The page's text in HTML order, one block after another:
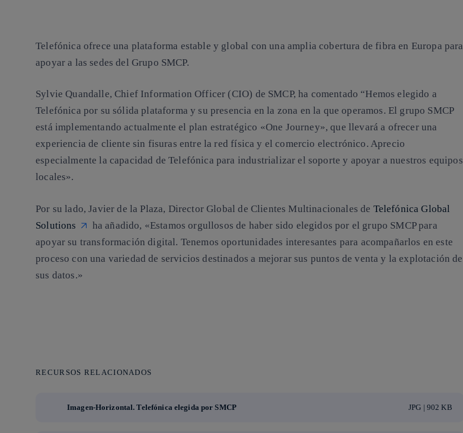
Telefónica ofrece una plataforma estable y global con una amplia cobertura de fibra en Europa para
apoyar a las sedes del Grupo SMCP.
Sylvie Quandalle, Chief Information Officer (CIO) de SMCP, ha comentado “Hemos elegido a
Telefónica por su sólida plataforma y su presencia en la zona en la que operamos. El grupo SMCP
está implementando actualmente el plan estratégico «One Journey», que llevará a ofrecer una
experiencia de cliente sin fisuras entre la red física y el comercio electrónico. Aprecio
especialmente la capacidad de Telefónica para industrializar el soporte y apoyar a nuestros equipos
locales».
Por su lado, Javier de la Plaza, Director Global de Clientes Multinacionales de Telefónica Global
Solutions
ha añadido, «Estamos orgullosos de haber sido elegidos por el grupo SMCP para
apoyar su transformación digital. Tenemos oportunidades interesantes para acompañarlos en este
proceso con una variedad de servicios destinados a mejorar sus puntos de venta y la explotación de
sus datos.»
RECURSOS RELACIONADOS
Imagen-Horizontal. Telefónica elegida por SMCP JPG | 902 KB